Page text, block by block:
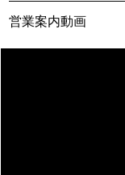
営業案内動画